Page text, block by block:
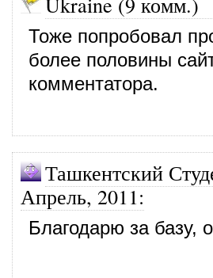
Тоже попробовал
более половины
комментатора.
Ташкентский
Апрель, 2011:
Благодарю за базу,